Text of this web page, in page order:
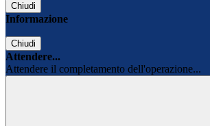
Chiudi
Informazione
Chiudi
Attendere...
Attendere il completamento dell'operazione...